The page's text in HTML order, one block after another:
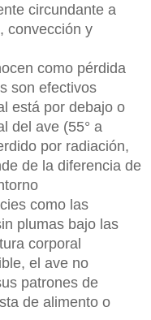
circundante a
convección y
como pérdida
son efectivos
está por debajo o
del ave (55° a
por radiación,
de la diferencia de
como las
plumas bajo las
corporal
el ave no
patrones de
de alimento o